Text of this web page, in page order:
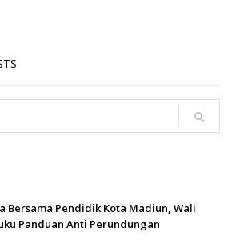
Bersama Pendidik Kota Madiun, Wali
Panduan Anti Perundungan